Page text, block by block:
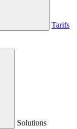
Tarifs
Solutions